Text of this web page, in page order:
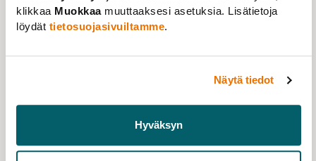
klikkaa Muokkaamuuttaaksesi asetuksia. Lisätietoja
löydät tietosuojasivuiltamme.
Näytä tiedot
Hyväksyn
09.11.2024
THE EVENT IS ORGANISED BY
ADDITIONAL INFORMATION
For more information please contact